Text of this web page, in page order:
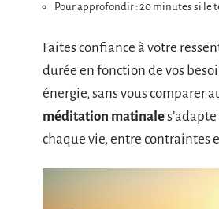
Pour approfondir : 20 minutes si le
Faites confiance à votre
durée en fonction de vos
énergie, sans vous comparer
méditation matinale
chaque vie, entre contraintes